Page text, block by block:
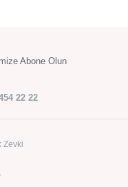
Abone Olun
22 22
Zevki